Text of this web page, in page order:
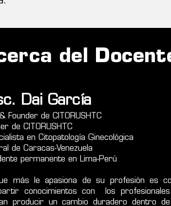
del
Dai García
Founder de CITORUSHTC
de CITORUSHTC
en Citopatología Ginecológica
de Caracas-Venezuela
permanente en Lima-Perú
más le apasiona de su profesión es
conocimientos con los
producir un cambio duradero dentro de